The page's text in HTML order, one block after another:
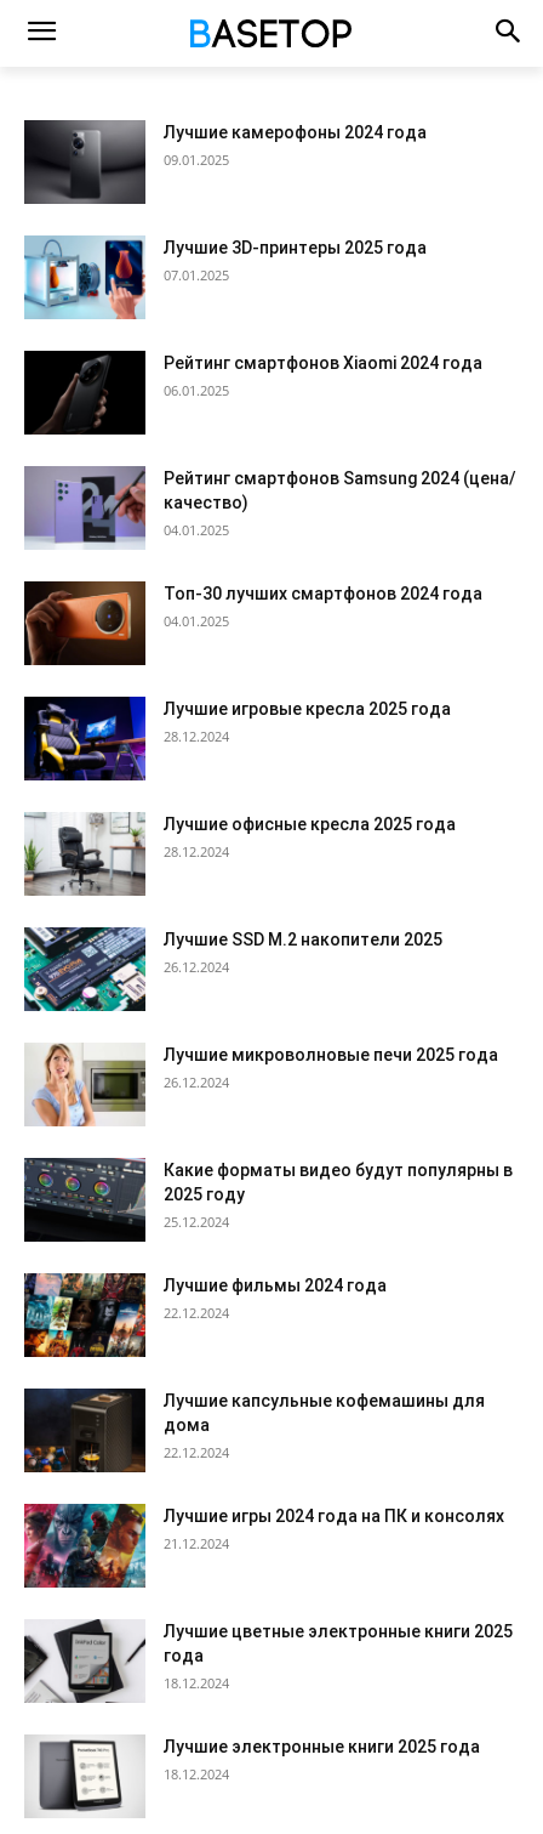
Лучшие камерофоны 2024 года
09.01.2025
Лучшие 3D-принтеры 2025 года
07.01.2025
Рейтинг смартфонов Xiaomi 2024 года
06.01.2025
Рейтинг смартфонов Samsung 2024 (цена/
качество)
04.01.2025
Топ-30 лучших смартфонов 2024 года
04.01.2025
Лучшие игровые кресла 2025 года
28.12.2024
Лучшие офисные кресла 2025 года
28.12.2024
Лучшие SSD M.2 накопители 2025
26.12.2024
Лучшие микроволновые печи 2025 года
26.12.2024
Какие форматы видео будут популярны в
2025 году
25.12.2024
Лучшие фильмы 2024 года
22.12.2024
Лучшие капсульные кофемашины для
дома
22.12.2024
Лучшие игры 2024 года на ПК и консолях
21.12.2024
Лучшие цветные электронные книги 2025
года
18.12.2024
Лучшие электронные книги 2025 года
18.12.2024